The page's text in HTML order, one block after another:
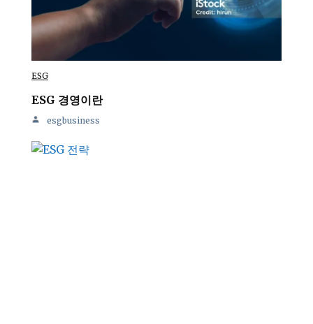
ESG
ESG 경영이란
esgbusiness